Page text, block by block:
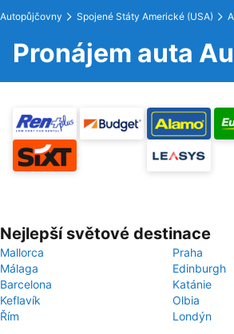
Autopůjčovny Spojené Státy Americké (USA)
Pronájem auta
Nejlepší světové destinace
Mallorca
Praha
Málaga
Edinburgh
Barcelona
Katánie
Keflavík
Olbia
Řím
Londýn